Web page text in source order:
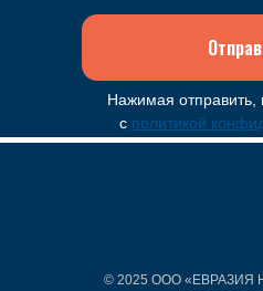
Нажимая отправить,
с политикой
© 2025 ООО «ЕВРАЗИЯ